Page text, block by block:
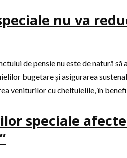
nu va
de pensie nu este de natură să
bugetare și asigurarea
veniturilor cu cheltuielile, în
speciale